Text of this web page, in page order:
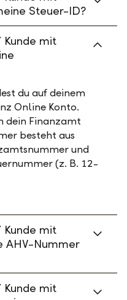
Steuer-ID?
Kunde mit
du auf deinem
Online Konto.
dein Finanzamt
besteht aus
und
(z. B. 12-
Kunde mit
AHV-Nummer
Kunde mit